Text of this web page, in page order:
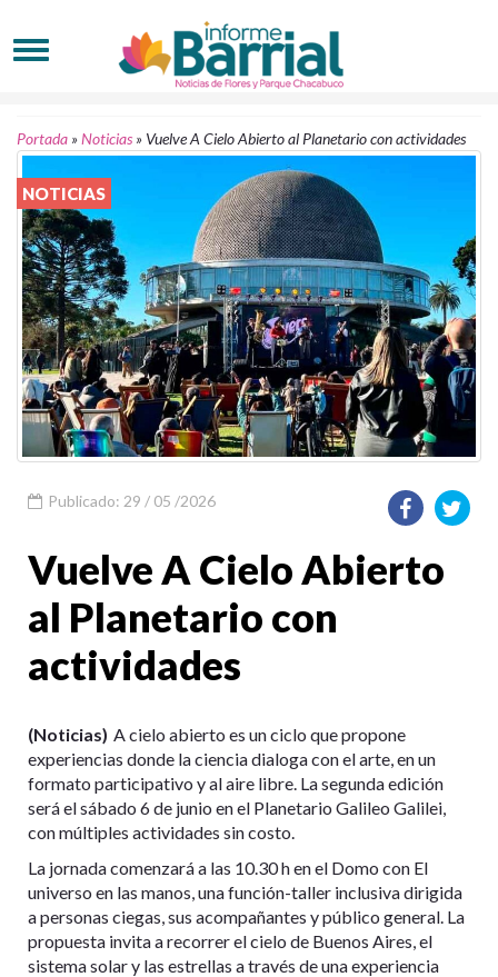
Portada »Noticias » Vuelve A Cielo Abierto al Planetario con actividades
NOTICIAS
Publicado: 29 / 05 /2026
Vuelve A Cielo Abierto
al Planetario con
actividades
(Noticias) A cielo abierto es un ciclo que propone
experiencias donde la ciencia dialoga con el arte, en un
formato participativo y al aire libre. La segunda edición
será el sábado 6 de junio en el Planetario Galileo Galilei,
con múltiples actividades sin costo.
La jornada comenzará a las 10.30 h en el Domo con El
universo en las manos, una función-taller inclusiva dirigida
a personas ciegas, sus acompañantes y público general. La
propuesta invita a recorrer el cielo de Buenos Aires, el
sistema solar y las estrellas a través de una experiencia